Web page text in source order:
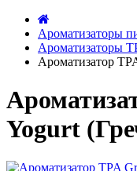
Ароматизаторы
Ароматизаторы
Ароматизатор
Yogurt